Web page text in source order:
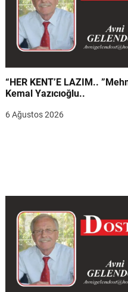
“HER KENT’E LAZIM.. ”Mehmet
Kemal Yazıcıoğlu..
6 Ağustos 2026